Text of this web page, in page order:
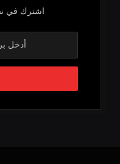
اشترك في